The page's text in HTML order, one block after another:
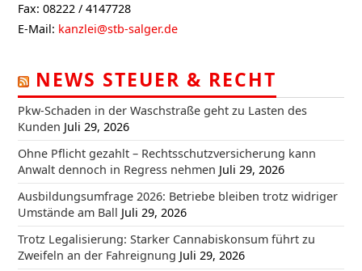
Fax: 08222 / 4147728
E-Mail: kanzlei@stb-salger.de
NEWS STEUER & RECHT
Pkw-Schaden in der Waschstraße geht zu Lasten des
Kunden Juli 29, 2026
Ohne Pflicht gezahlt – Rechtsschutzversicherung kann
Anwalt dennoch in Regress nehmen Juli 29, 2026
Ausbildungsumfrage 2026: Betriebe bleiben trotz widriger
Umstände am Ball Juli 29, 2026
Trotz Legalisierung: Starker Cannabiskonsum führt zu
Zweifeln an der Fahreignung Juli 29, 2026